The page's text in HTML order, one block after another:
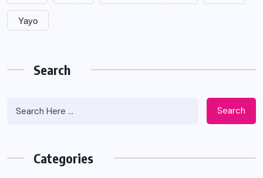
Yayo
Search
Search
Categories